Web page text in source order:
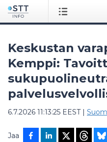
Keskustan
Kemppi:
6.7.2026 11:13:25 EEST|
Jaa